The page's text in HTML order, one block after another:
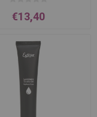
€13,40